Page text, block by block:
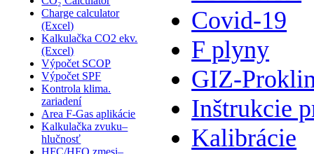
Charge calculator
(Excel)
Kalkulačka CO2 ekv.
(Excel)
Výpočet SCOP
Výpočet SPF
Kontrola klima.
zariadení
Area F-Gas aplikácie
Kalkulačka zvuku–
hlučnosť
HFC/HFO zmesi–
Covid-19
F plyny
GIZ-
Inštrukcie
Kalibrácie